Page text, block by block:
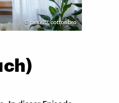
©pexels/ cottonbro